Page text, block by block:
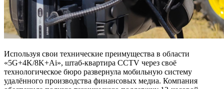
Используя свои технические преимущества в области
«5G+4K/8K+Ai», штаб-квартира CCTV через своё
технологическое бюро развернула мобильную систему
удалённого производства финансовых медиа. Компания